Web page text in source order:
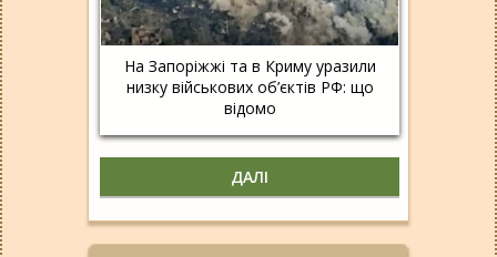
На Запоріжжі та в Криму уразили
низку військових об’єктів РФ: що
відомо
ДАЛІ